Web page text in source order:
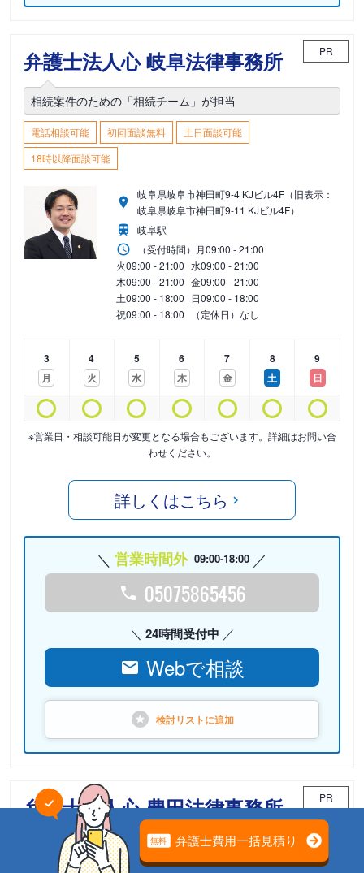
弁護士法人心 岐阜法律事務所 PR
相続案件のための「相続チーム」が担当
電話相談可能 初回面談無料
土日面談可能
18時以降面談可能
岐阜県岐阜市神田町9-4 KJビル4F（旧表示：
岐阜県岐阜市神田町9-11 KJビル4F）
岐阜駅
（受付時間） 月09:00 - 21:00
火09:00 - 21:00 水09:00 - 21:00
木09:00 - 21:00 金09:00 - 21:00
土09:00 - 18:00 日09:00 - 18:00
祝09:00 - 18:00 （定休日）なし
3
月
4
火
5
水
6
木
7
金
8
土
9
日
※営業日・相談可能日が変更となる場合もございます。詳細はお問い合
わせください。
詳しくはこちら
営業時間外 09:00-18:00
05075865456
24時間受付中
Webで相談
検討リストに追加
弁護士法人心 豊田法律事務所 PR
相続案件のための「相続チーム」が担当